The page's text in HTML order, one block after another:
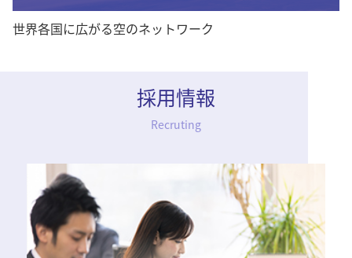
世界各国に広がる空のネットワーク
採用情報
Recruting